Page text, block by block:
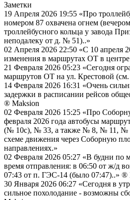
Заметки
19 Апреля 2026 19:55 «Про
номером 87 охвачена огнем
троллейбусного кольца у завода
неподалеку от д. № 51)..»
02 Апреля 2026 22:50 «С 10 апреля
изменения в маршрутах ОТ в
21 Февраля 2026 05:23 «Сегодня
маршрутов ОТ на ул. Крестовой (см.
14 Февраля 2026 16:31 «Очень
задержки в расписании рейсов
® Maksion
02 Февраля 2026 15:25 «Про
февраля 2026 года автобусы
(№ 10с), № 33, а также № 8, № 11, №
схеме движения через Соборную
направлениях.»
02 Февраля 2026 05:27 «В будни по
время отправления: в 06:50 от ж/д
07:43 от п. ГЭС-14 (было 07:47)..» ®
30 Января 2026 06:27 «Сегодня в
сильное похолодание - возможны